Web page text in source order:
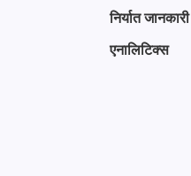
निर्यात जानकारी
एनालिटिक्स